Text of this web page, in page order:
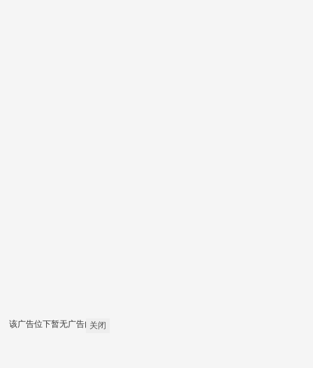
关闭
该广告位下暂无广告内容